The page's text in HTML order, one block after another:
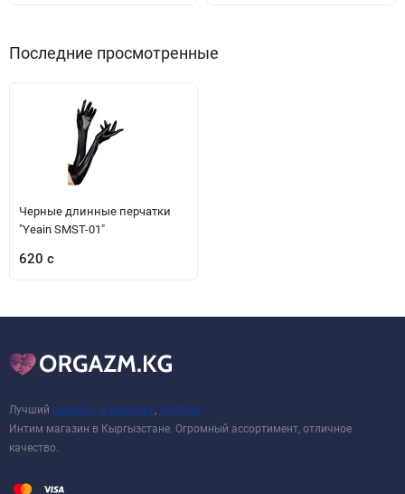
Последние просмотренные
Черные длинные перчатки
"Yeain SMST-01"
620 с
Лучший сексшоп в Бишкеке sexshop
Интим магазин в Кыргызстане. Огромный ассортимент, отличное
качество.